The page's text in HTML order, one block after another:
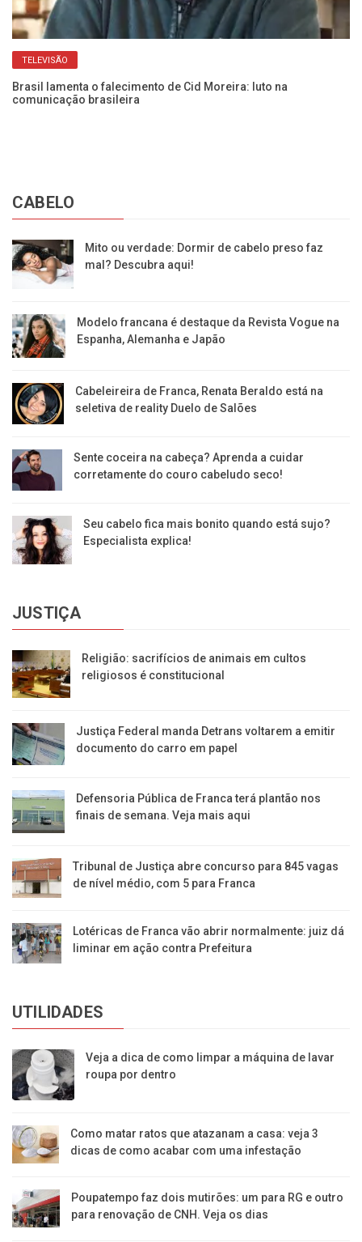
TELEVISÃO
Brasil lamenta o falecimento de Cid Moreira: luto na
comunicação brasileira
CABELO
Mito ou verdade: Dormir de cabelo preso faz
mal? Descubra aqui!
Modelo francana é destaque da Revista Vogue na
Espanha, Alemanha e Japão
Cabeleireira de Franca, Renata Beraldo está na
seletiva de reality Duelo de Salões
Sente coceira na cabeça? Aprenda a cuidar
corretamente do couro cabeludo seco!
Seu cabelo fica mais bonito quando está sujo?
Especialista explica!
JUSTIÇA
Religião: sacrifícios de animais em cultos
religiosos é constitucional
Justiça Federal manda Detrans voltarem a emitir
documento do carro em papel
Defensoria Pública de Franca terá plantão nos
finais de semana. Veja mais aqui
Tribunal de Justiça abre concurso para 845 vagas
de nível médio, com 5 para Franca
Lotéricas de Franca vão abrir normalmente: juiz dá
liminar em ação contra Prefeitura
UTILIDADES
Veja a dica de como limpar a máquina de lavar
roupa por dentro
Como matar ratos que atazanam a casa: veja 3
dicas de como acabar com uma infestação
Poupatempo faz dois mutirões: um para RG e outro
para renovação de CNH. Veja os dias